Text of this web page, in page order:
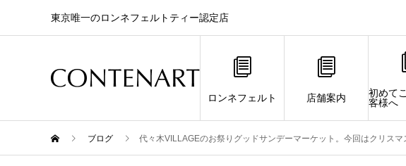
東京唯一のロンネフェルトティー認定店
ロンネフェルト 店舗案内
初めて
客様へ
ブログ 代々木VILLAGEのお祭りグッドサンデーマーケット。今回はクリス